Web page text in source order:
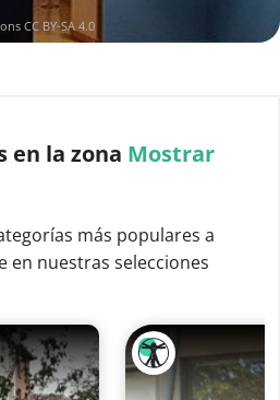
CC BY-SA 4.0
en la zona Mostrar
más populares a
en nuestras selecciones